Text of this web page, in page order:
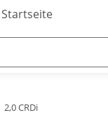
2,0 CRDi